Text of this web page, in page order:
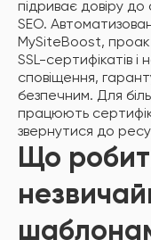
підриває довіру
SEO.
MySiteBoost,
SSL-сертифікатів
сповіщення,
безпечним. Для
працюють
звернутися до
Що